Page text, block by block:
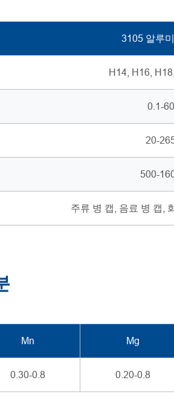
3105 알루
H14, H16,
0.1-
20-
500-
주류 병 캡, 음료 병 캡,
Mn Mg
0.30-0.8 0.20-0.8